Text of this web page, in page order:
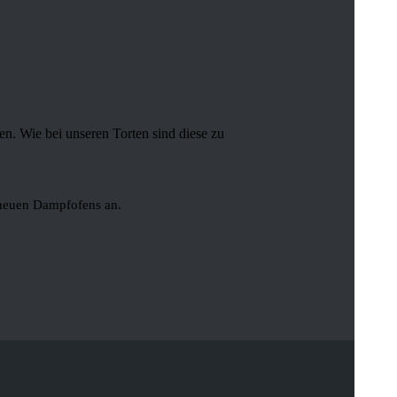
Wie bei unseren Torten sind diese zu
Dampfofens an.